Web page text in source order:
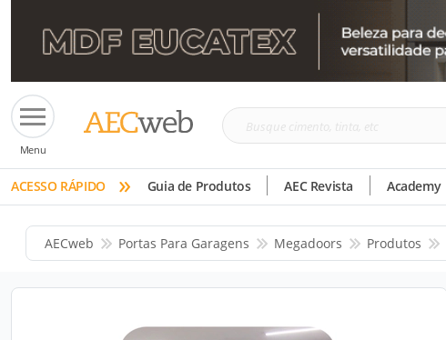
Menu
Busque
tinta,
etc
ACESSO RÁPIDO » Guia de Produtos AEC Revista Academy
AECweb Portas Para Garagens Megadoors Produtos